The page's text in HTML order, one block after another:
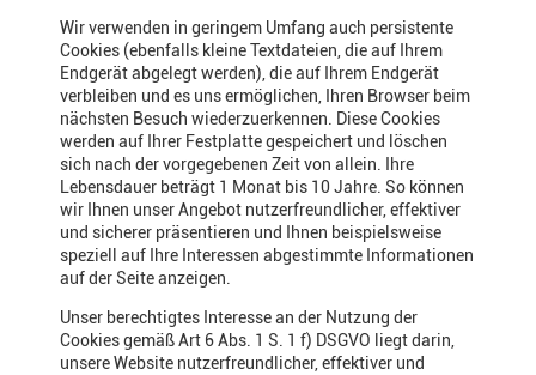
Wir verwenden in geringem Umfang auch persistente
Cookies (ebenfalls kleine Textdateien, die auf Ihrem
Endgerät abgelegt werden), die auf Ihrem Endgerät
verbleiben und es uns ermöglichen, Ihren Browser beim
nächsten Besuch wiederzuerkennen. Diese Cookies
werden auf Ihrer Festplatte gespeichert und löschen
sich nach der vorgegebenen Zeit von allein. Ihre
Lebensdauer beträgt 1 Monat bis 10 Jahre. So können
wir Ihnen unser Angebot nutzerfreundlicher, effektiver
und sicherer präsentieren und Ihnen beispielsweise
speziell auf Ihre Interessen abgestimmte Informationen
auf der Seite anzeigen.
Unser berechtigtes Interesse an der Nutzung der
Cookies gemäß Art 6 Abs. 1 S. 1 f) DSGVO liegt darin,
unsere Website nutzerfreundlicher, effektiver und